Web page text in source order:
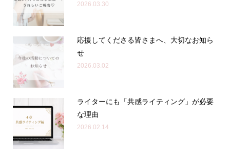
2026.03.30
応援してくださる皆さまへ、大切なお知ら
せ
2026.03.02
ライターにも「共感ライティング」が必要
な理由
2026.02.14